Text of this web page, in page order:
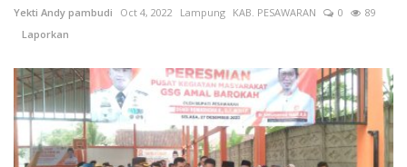
Yekti Andy pambudi Oct 4, 2022 Lampung KAB. PESAWARAN 0
89
Laporkan